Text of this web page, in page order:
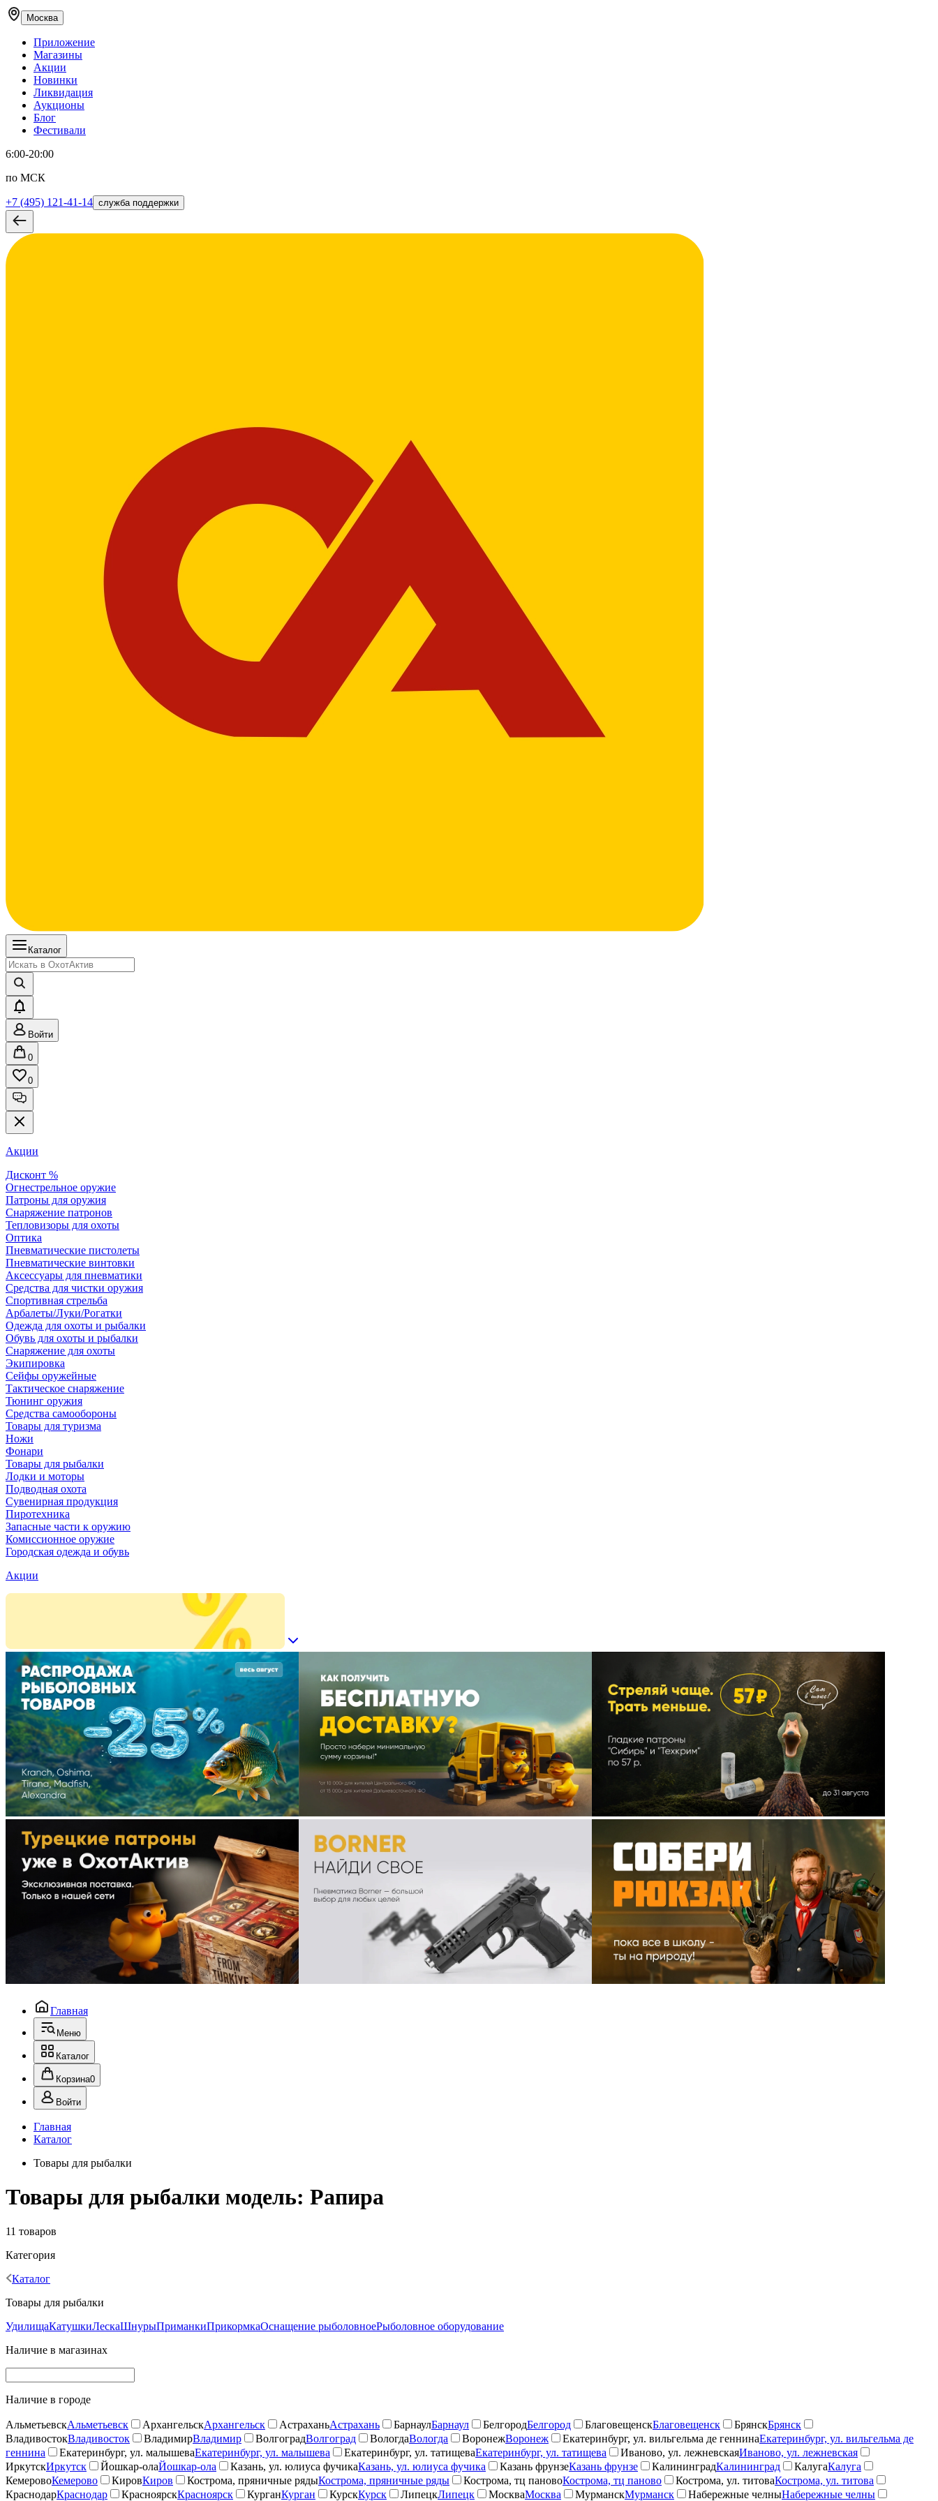
Москва
Приложение
Магазины
Акции
Новинки
Ликвидация
Аукционы
Блог
Фестивали
6:00-20:00
по МСК
+7 (495) 121-41-14 служба поддержки
Каталог
Войти
0
0
Акции
Дисконт %
Огнестрельное оружие
Патроны для оружия
Снаряжение патронов
Тепловизоры для охоты
Оптика
Пневматические пистолеты
Пневматические винтовки
Аксессуары для пневматики
Средства для чистки оружия
Спортивная стрельба
Арбалеты/Луки/Рогатки
Одежда для охоты и рыбалки
Обувь для охоты и рыбалки
Снаряжение для охоты
Экипировка
Сейфы оружейные
Тактическое снаряжение
Тюнинг оружия
Средства самообороны
Товары для туризма
Ножи
Фонари
Товары для рыбалки
Лодки и моторы
Подводная охота
Сувенирная продукция
Пиротехника
Запасные части к оружию
Комиссионное оружие
Городская одежда и обувь
Акции
Главная
Меню
Каталог
Корзина0
Войти
Главная
Каталог
Товары для рыбалки
Товары для рыбалки модель: Рапира
11 товаров
Категория
Каталог
Товары для рыбалки
УдилищаКатушкиЛескаШнурыПриманкиПрикормкаОснащение рыболовноеРыболовное оборудование
Наличие в магазинах
Наличие в городе
АльметьевскАльметьевск АрхангельскАрхангельск АстраханьАстрахань БарнаулБарнаул БелгородБелгород БлаговещенскБлаговещенск БрянскБрянск
ВладивостокВладивосток ВладимирВладимир ВолгоградВолгоград ВологдаВологда ВоронежВоронеж Екатеринбург, ул. вильгельма де геннинаЕкатеринбург, ул. вильгельма де
геннина
Екатеринбург, ул. малышеваЕкатеринбург, ул. малышева Екатеринбург, ул. татищеваЕкатеринбург, ул. татищева Иваново, ул. лежневскаяИваново, ул. лежневская
ИркутскИркутск Йошкар-олаЙошкар-ола Казань, ул. юлиуса фучикаКазань, ул. юлиуса фучика Казань фрунзеКазань фрунзе КалининградКалининград КалугаКалуга
КемеровоКемерово КировКиров Кострома, пряничные рядыКострома, пряничные ряды Кострома, тц пановоКострома, тц паново Кострома, ул. титоваКострома, ул. титова
КраснодарКраснодар КрасноярскКрасноярск КурганКурган КурскКурск ЛипецкЛипецк МоскваМосква МурманскМурманск Набережные челныНабережные челны